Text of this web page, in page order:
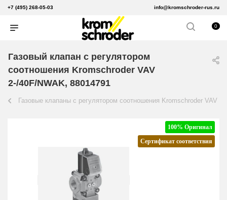
+7 (495) 268-05-03 info@kromschroder-rus.ru
0
Газовый клапан с регулятором
соотношения Kromschroder VAV
2-/40F/NWAK, 88014791
Газовые клапаны с регулятором соотношения Kromschroder VAV
100% Оригинал
Сертификат соответствия